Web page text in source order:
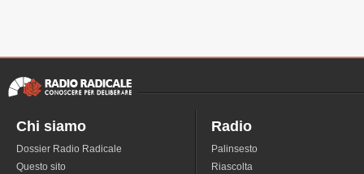
Chi siamo
Dossier Radio Radicale
Questo sito
Radio
Palinsesto
Riascolta